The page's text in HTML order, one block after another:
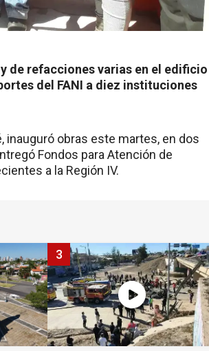
de refacciones varias en el
del FANI a diez instituciones
inauguró obras este martes, en dos
Fondos para Atención de
a la Región IV.
3